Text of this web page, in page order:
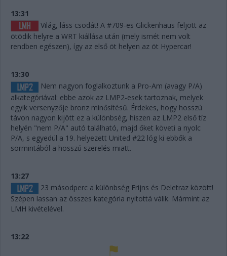
13:31
Világ, láss csodát! A #709-es Glickenhaus feljött az
ötödik helyre a WRT kiállása után (mely ismét nem volt
rendben egészen), így az első öt helyen az öt Hypercar!
13:30
Nem nagyon foglalkoztunk a Pro-Am (avagy P/A)
alkategóriával: ebbe azok az LMP2-esek tartoznak, melyek
egyik versenyzője bronz minősítésű. Érdekes, hogy hosszú
távon nagyon kijött ez a különbség, hiszen az LMP2 első tíz
helyén "nem P/A" autó található, majd őket követi a nyolc
P/A, s egyedül a 19. helyezett United #22 lóg ki ebbők a
sormintából a hosszú szerelés miatt.
13:27
23 másodperc a különbség Frijns és Deletraz között!
Szépen lassan az összes kategória nyitottá válik. Mármint az
LMH kivételével.
13:22